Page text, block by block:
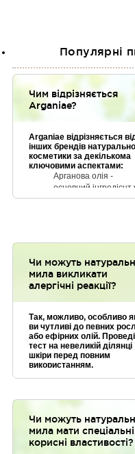
Популярні
Чим відрізняється
Arganiae?
Arganiae відрізняється
інших брендів
косметики за декількома
ключовими аспектами:
Арганова олія -
основний інгредієнт
всіх продуктах
антиоксидантів, які
вплив на шкіру та
волосся.
Високі стандарти
- Arganiae
найвищих
якості у виробництві
своїх продуктів.
Компанія
лише натуральні
ефективними.
екологічно чистим
брендом, який
дотримується
Чи можуть
мила викликати
алергічні реакції?
Так, можливо, особливо
ви чутливі до певних
або ефірних олій.
тест на невеликій ділянці
шкіри перед повним
використанням.
Чи можуть
мила мати спеціальні
корисні властивості?